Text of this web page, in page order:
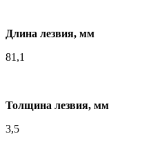
Длина лезвия, мм
81,1
Толщина лезвия, мм
3,5